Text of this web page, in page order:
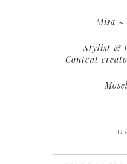
Misa ~
Stylist &
Content
Search